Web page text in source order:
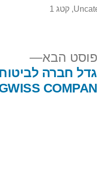
, קטג 1
הבא
חברה